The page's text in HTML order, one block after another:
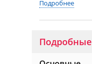
Подробнее
Подробные